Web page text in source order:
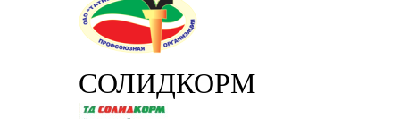
СОЛИДКОРМ